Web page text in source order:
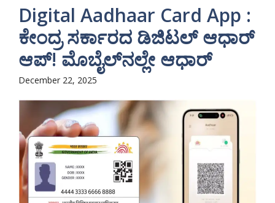
Digital Aadhaar Card App :
ಕೇಂದ್ರ ಸರ್ಕಾರದ ಡಿಜಿಟಲ್ ಆಧಾರ್
ಆಪ್! ಮೊಬೈಲ್‌ನಲ್ಲೇ ಆಧಾರ್
December 22, 2025